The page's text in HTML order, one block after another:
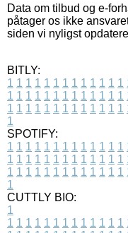
Data om tilbud og e-
påtager os ikke
siden vi nyligst
BITLY:
1 1 1 1 1 1 1 1 1 1 1 1 1
1 1 1 1 1 1 1 1 1 1 1 1 1
1 1 1 1 1 1 1 1 1 1 1 1 1
1
SPOTIFY:
1 1 1 1 1 1 1 1 1 1 1 1 1
1 1 1 1 1 1 1 1 1 1 1 1 1
1 1 1 1 1 1 1 1 1 1 1 1 1
1
CUTTLY BIO:
1
1 1 1 1 1 1 1 1 1 1 1 1 1